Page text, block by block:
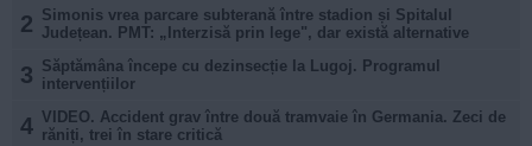
2 Simonis vrea parcare subterană între stadion și Spitalul
Județean. PMT: „Interzisă prin lege", dar există alternative
3 Săptămâna începe cu dezinsecție la Lugoj. Programul
intervențiilor
4 VIDEO. Accident grav între două tramvaie în Germania. Zeci de
răniți, trei în stare critică